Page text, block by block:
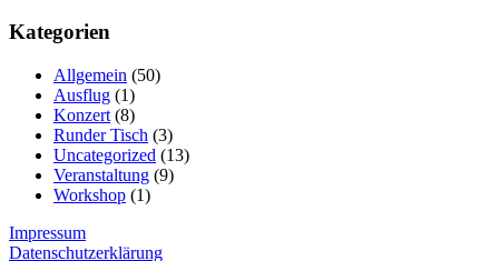
Kategorien
Allgemein (50)
Ausflug (1)
Konzert (8)
Runder Tisch (3)
Uncategorized (13)
Veranstaltung (9)
Workshop (1)
Impressum
Datenschutzerklärung